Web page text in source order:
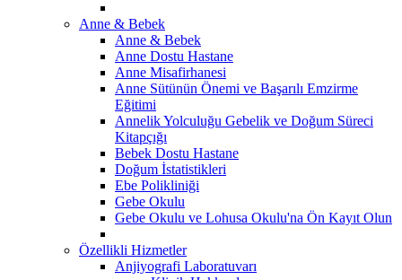
Anne & Bebek
Anne & Bebek
Anne Dostu Hastane
Anne Misafirhanesi
Anne Sütünün Önemi ve Başarılı Emzirme
Eğitimi
Annelik Yolculuğu Gebelik ve Doğum Süreci
Kitapçığı
Bebek Dostu Hastane
Doğum İstatistikleri
Ebe Polikliniği
Gebe Okulu
Gebe Okulu ve Lohusa Okulu'na Ön Kayıt Olun
Özellikli Hizmetler
Anjiyografi Laboratuvarı